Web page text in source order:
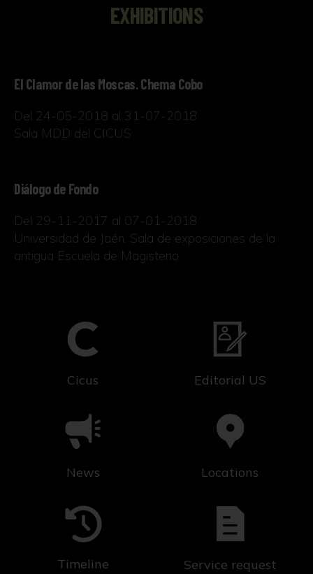
EXHIBITIONS
El Clamor de las Moscas. Chema Cobo
Del 24-05-2018 al 31-07-2018
Sala MDD del CICUS
Diálogo de Fondo
Del 29-11-2017 al 07-01-2018
Universidad de Jaén. Sala de exposiciones de la
antigua Escuela de Magisterio
Cicus Editorial US
News Locations
Timeline Service request